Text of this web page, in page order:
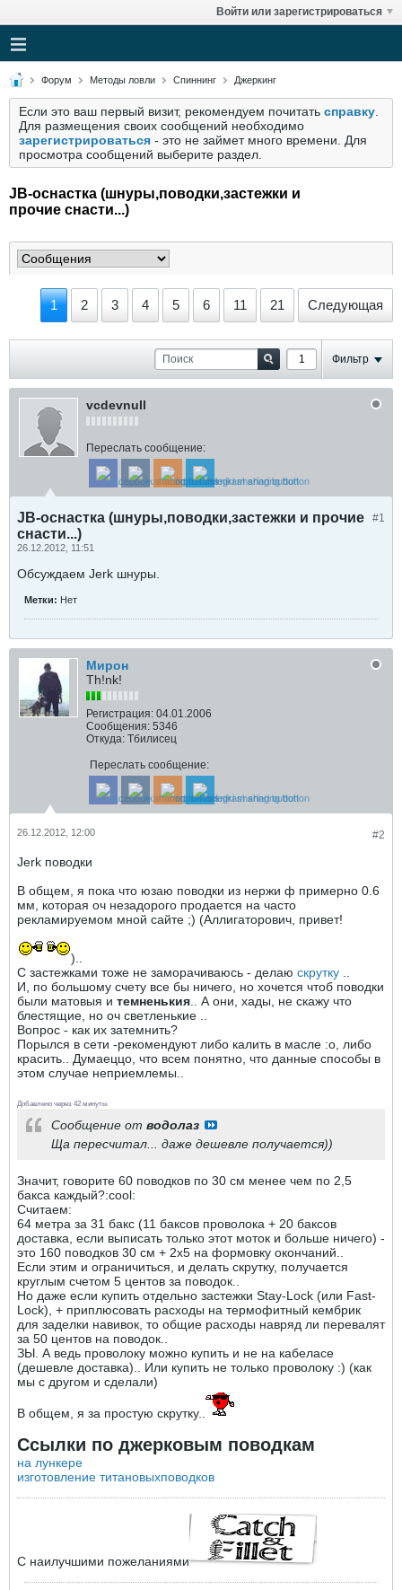
Войти или зарегистрироваться
Форум Методы ловли Спиннинг Джеркинг
Если это ваш первый визит, рекомендуем почитать справку
Для размещения своих сообщений необходимо
зарегистрироваться - это не займет много времени. Для
просмотра сообщений выберите раздел.
JB-оснастка (шнуры,поводки,застежки и
прочие снасти...)
1 2 3 4 5 6 11 21 Следующая
Фильтр
vcdevnull
Переслать сообщение:
#1
JB-оснастка (шнуры,поводки,застежки и прочие
снасти...)
26.12.2012, 11:51
Обсуждаем Jerk шнуры.
Метки: Нет
Мирон
Th!nk!
Регистрация: 04.01.2006
Сообщения: 5346
Откуда: Тбилисец
Переслать сообщение:
#2
26.12.2012, 12:00
Jerk поводки
В общем, я пока что юзаю поводки из нержи ф примерно 0.6
мм, которая оч незадорого продается на часто
рекламируемом мной сайте ;) (Аллигаторович, привет!
)..
С застежками тоже не заморачиваюсь - делаю скрутку
И, по большому счету все бы ничего, но хочется чтоб поводки
были матовыя и темненькия .. А они, хады, не скажу что
блестящие, но оч светленькие ..
Вопрос - как их затемнить?
Порылся в сети -рекомендуют либо калить в масле :o, либо
красить.. Думаеццо, что всем понятно, что данные способы в
этом случае неприемлемы..
Добавлено через 42 минуты
Сообщение от водолаз
Ща пересчитал... даже дешевле получается))
Значит, говорите 60 поводков по 30 см менее чем по 2,5
бакса каждый?:cool:
Считаем:
64 метра за 31 бакс (11 баксов проволока + 20 баксов
доставка, если выписать только этот моток и больше ничего) -
это 160 поводков 30 см + 2х5 на формовку окончаний..
Если этим и ограничиться, и делать скрутку, получается
круглым счетом 5 центов за поводок..
Но даже если купить отдельно застежки Stay-Lock (или Fast-
Lock), + приплюсовать расходы на термофитный кембрик
для заделки навивок, то общие расходы навряд ли перевалят
за 50 центов на поводок..
ЗЫ. А ведь проволоку можно купить и не на кабеласе
(дешевле доставка).. Или купить не только проволоку :) (как
мы с другом и сделали)
В общем, я за простую скрутку..
Ссылки по джерковым поводкам
на лункере
изготовление титановыхповодков
С наилучшими пожеланиями